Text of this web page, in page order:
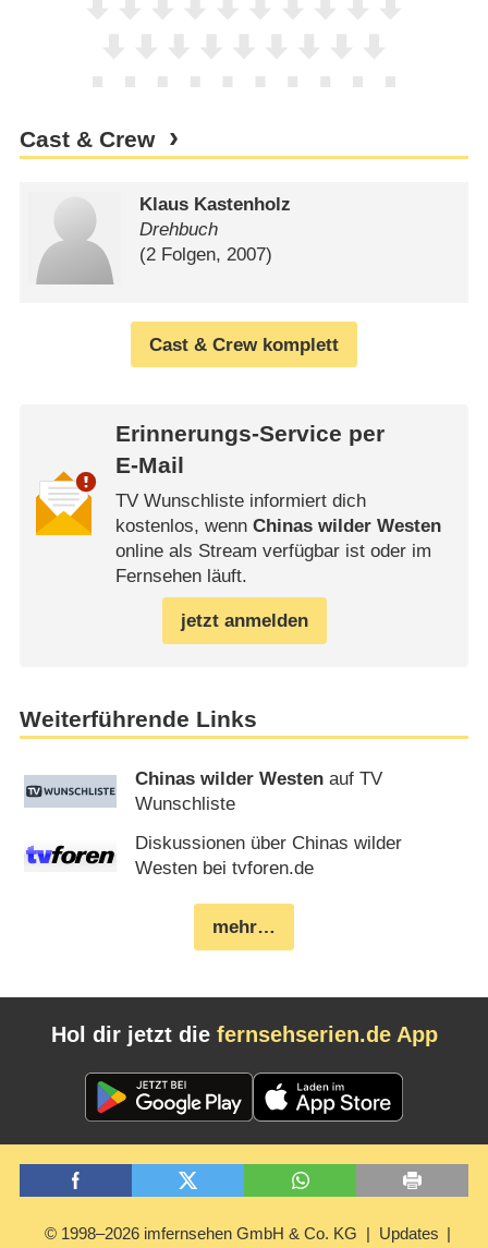
Cast & Crew
Klaus Kastenholz
Drehbuch
(2 Folgen, 2007)
Cast & Crew komplett
Erinnerungs-Service per
E-Mail
TV Wunschliste informiert dich
kostenlos, wenn Chinas wilder Westen
online als Stream verfügbar ist oder im
Fernsehen läuft.
jetzt anmelden
Weiterführende Links
Chinas wilder Westen auf TV
Wunschliste
Diskussionen über Chinas wilder
Westen bei tvforen.de
mehr…
Hol dir jetzt die fernsehserien.de App
© 1998–2026 imfernsehen GmbH & Co. KG Updates